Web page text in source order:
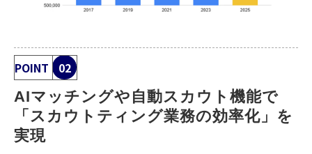
POINT 02
AIマッチングや自動スカウト機能で
「スカウトティング業務の効率化」を
実現